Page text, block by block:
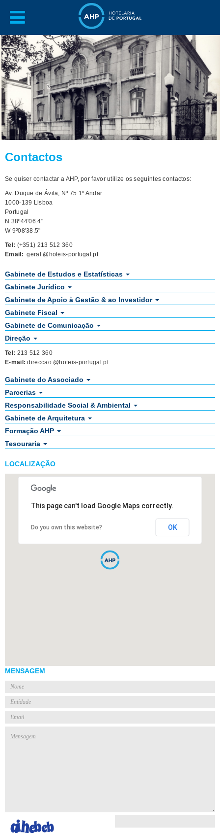
Contactos
Se quiser contactar a AHP, por favor utilize os seguintes contactos:
Av. Duque de Ávila, Nº 75 1º Andar
1000-139 Lisboa
Portugal
N 38º44'06.4"
W 9º08'38.5"
Tel: (+351) 213 512 360
Email: geral @hoteis-portugal.pt
Gabinete de Estudos e Estatísticas
Gabinete Jurídico
Gabinete de Apoio à Gestão & ao Investidor
Gabinete Fiscal
Gabinete de Comunicação
Direção
Tel: 213 512 360
E-mail:direccao @hoteis-portugal.pt
Gabinete do Associado
Parcerias
Responsabilidade Social & Ambiental
Gabinete de Arquitetura
Formação AHP
Tesouraria
LOCALIZAÇÃO
This page can't load Google Maps correctly.
Do you own this website? OK
MENSAGEM